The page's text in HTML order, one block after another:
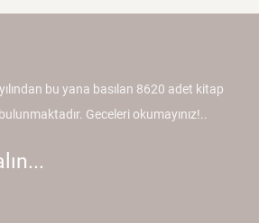
bu yana basılan 8620 adet kitap
Geceleri okumayınız!..